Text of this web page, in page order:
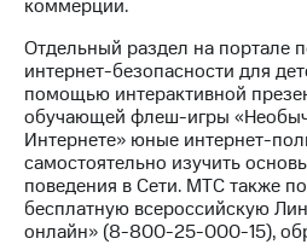
Корпоративное
управление
Корпоративный
секретарь
Раскрытие
информации
Информация
акционерам
Документы
коммерции.
Отдельный раздел на портале
интернет-безопасности для
помощью интерактивной
обучающей флеш-игры
Интернете» юные интернет-
самостоятельно изучить
поведения в Сети. МТС также
бесплатную всероссийскую
онлайн» (8-800-25-000-15),